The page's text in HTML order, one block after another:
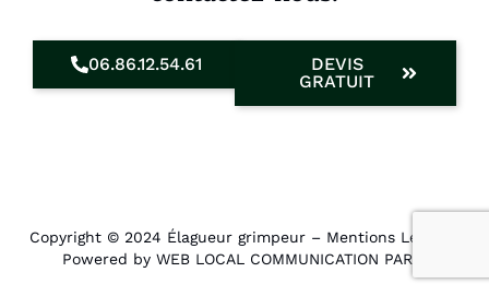
06.86.12.54.61
DEVIS
GRATUIT
Copyright © 2024 Élagueur grimpeur – Mentions Légales
Powered by WEB LOCAL COMMUNICATION PARIS